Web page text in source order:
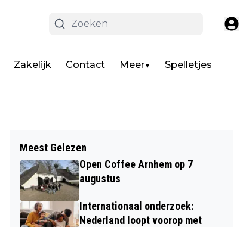
Zakelijk Contact Meer▼ Spelletjes
Meest Gelezen
Open Coffee Arnhem op 7
augustus
Internationaal onderzoek:
Nederland loopt voorop met